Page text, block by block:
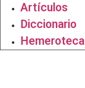
Artículos
Diccionario
Hemeroteca